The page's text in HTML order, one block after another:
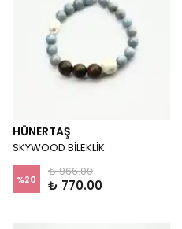
HÜNERTAŞ
SKYWOOD BİLEKLİK
%20
₺ 966.00
₺ 770.00